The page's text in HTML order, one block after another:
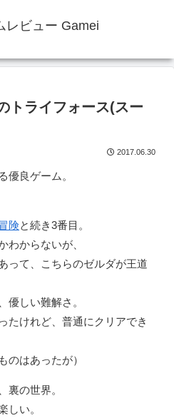
レビュー Gamei
トライフォース(スー
2017.06.30
優良ゲーム。
険と続き3番目。
わからないが、
って、こちらのゼルダが王道
優しい難解さ。
たけれど、普通にクリアでき
のはあったが）
裏の世界。
しい。